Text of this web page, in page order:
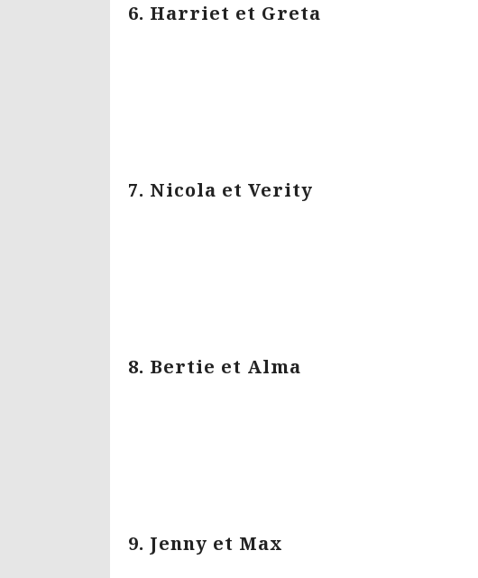
6. Harriet et Greta
7. Nicola et Verity
8. Bertie et Alma
9. Jenny et Max